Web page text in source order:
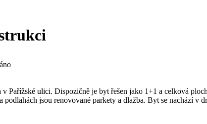
Pařížské ulici. Dispozičně je byt řešen jako 1+1 a celková
jsou renovované parkety a dlažba. Byt se nachází v